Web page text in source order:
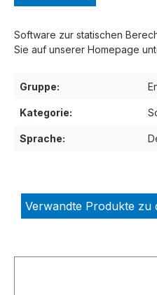
Software zur statischen
Sie auf unserer Homepage
Gruppe:
Kategorie:
Sprache:
Verwandte Produkte zu